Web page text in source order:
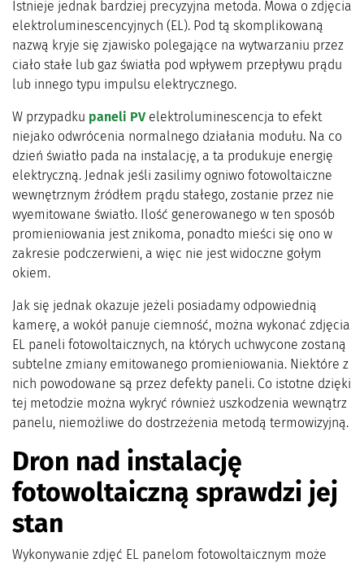
Istnieje jednak bardziej precyzyjna metoda. Mowa o zdjęcia
elektroluminescencyjnych (EL). Pod tą skomplikowaną
nazwą kryje się zjawisko polegające na wytwarzaniu przez
ciało stałe lub gaz światła pod wpływem przepływu prądu
lub innego typu impulsu elektrycznego.
W przypadku paneli PV elektroluminescencja to efekt
niejako odwrócenia normalnego działania modułu. Na co
dzień światło pada na instalację, a ta produkuje energię
elektryczną. Jednak jeśli zasilimy ogniwo fotowoltaiczne
wewnętrznym źródłem prądu stałego, zostanie przez nie
wyemitowane światło. Ilość generowanego w ten sposób
promieniowania jest znikoma, ponadto mieści się ono w
zakresie podczerwieni, a więc nie jest widoczne gołym
okiem.
Jak się jednak okazuje jeżeli posiadamy odpowiednią
kamerę, a wokół panuje ciemność, można wykonać zdjęcia
EL paneli fotowoltaicznych, na których uchwycone zostaną
subtelne zmiany emitowanego promieniowania. Niektóre z
nich powodowane są przez defekty paneli. Co istotne dzięki
tej metodzie można wykryć również uszkodzenia wewnątrz
panelu, niemożliwe do dostrzeżenia metodą termowizyjną.
Dron nad instalację
fotowoltaiczną sprawdzi jej
stan
Wykonywanie zdjęć EL panelom fotowoltaicznym może